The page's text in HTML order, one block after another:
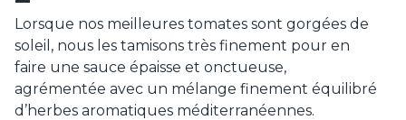
Lorsque nos meilleures tomates sont gorgées de
soleil, nous les tamisons très finement pour en
faire une sauce épaisse et onctueuse,
agrémentée avec un mélange finement équilibré
d’herbes aromatiques méditerranéennes.